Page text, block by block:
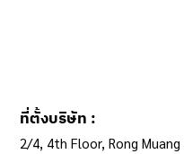
ที่ตั้งบริษัท :
2/4, 4th Floor, Rong Muang